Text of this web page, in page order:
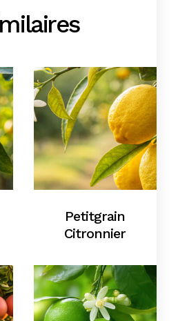
Petitgrain
Citronnier